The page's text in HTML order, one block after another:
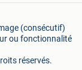
(consécutif)
ou fonctionnalité
réservés.